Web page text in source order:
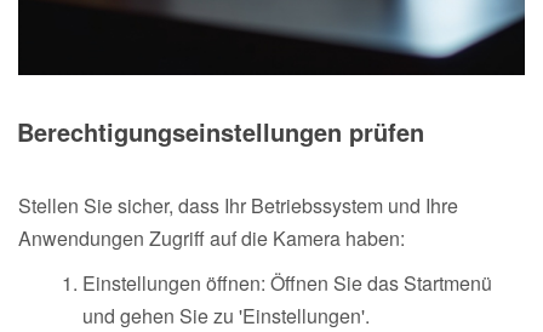
Berechtigungseinstellungen prüfen
Stellen Sie sicher, dass Ihr Betriebssystem und Ihre
Anwendungen Zugriff auf die Kamera haben:
Einstellungen öffnen: Öffnen Sie das Startmenü
und gehen Sie zu 'Einstellungen'.